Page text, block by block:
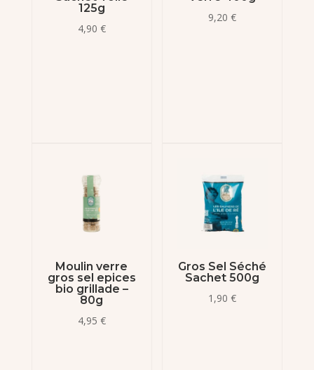
125g
4,90 €
9,20€
Moulin verre
gros sel epices
bio grillade –
80g
4,95 €
Gros Sel Séché
Sachet 500g
1,90€